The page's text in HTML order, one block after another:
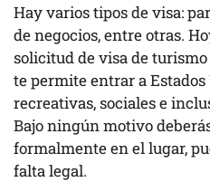
Hay varios tipos de visa:
de negocios, entre otras.
solicitud de visa de turismo
te permite entrar a
recreativas, sociales e
Bajo ningún motivo
formalmente en el lugar,
falta legal.